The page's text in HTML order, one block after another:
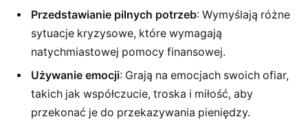
Przedstawianie pilnych potrzeb: Wymyślają różne
sytuacje kryzysowe, które wymagają
natychmiastowej pomocy finansowej.
Używanie emocji: Grają na emocjach swoich ofiar,
takich jak współczucie, troska i miłość, aby
przekonać je do przekazywania pieniędzy.